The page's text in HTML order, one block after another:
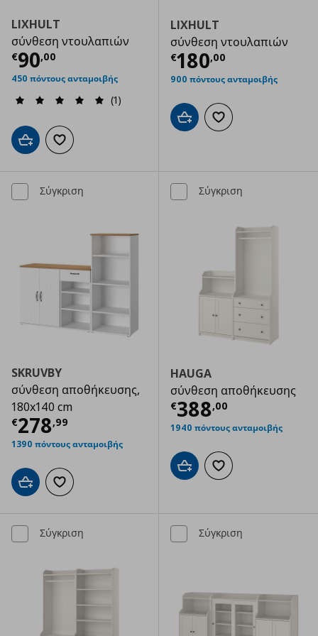
LIXHULT
σύνθεση ντουλαπιών
€90,00
Τρέχουσα τιμή € 90,00
450 πόντους ανταμοιβής
(1)
Προσθήκη στο καλάθι
Προσθήκη στα αγαπημένα
LIXHULT
σύνθεση ντουλαπιών
€180,00
Τρέχουσα
900 πόντους ανταμοιβής
Προσθήκη στο καλάθι
Προσθήκη στα
Σύγκριση
SKRUVBY
σύνθεση αποθήκευσης,
180x140 cm
€278,99
Τρέχουσα τιμή € 278,99
1390 πόντους ανταμοιβής
Προσθήκη στο καλάθι
Προσθήκη στα αγαπημένα
Σύγκριση
HAUGA
σύνθεση αποθήκευσης
€388,00
Τρέχουσα
1940 πόντους ανταμοιβής
Προσθήκη στο καλάθι
Προσθήκη στα
Σύγκριση Σύγκριση